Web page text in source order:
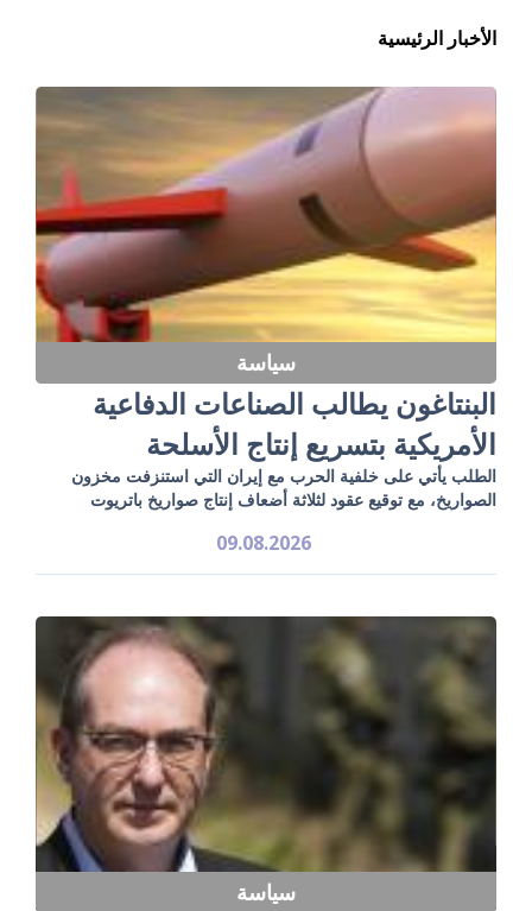
الأخبار الرئيسية
سياسة
البنتاغون يطالب الصناعات الدفاعية
الأمريكية بتسريع إنتاج الأسلحة
الطلب يأتي على خلفية الحرب مع إيران التي استنزفت مخزون
الصواريخ، مع توقيع عقود لثلاثة أضعاف إنتاج صواريخ باتريوت
09.08.2026
سياسة